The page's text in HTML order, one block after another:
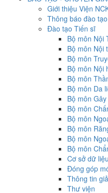
Giới thiệu Viện
Thông báo đào
Đào tạo Tiến sĩ
Bộ môn Nội
Bộ môn Nội
Bộ môn
Bộ môn Nội
Bộ môn
Bộ môn Da
Bộ môn
Bộ môn
Bộ môn
Bộ môn
Bộ môn
Bộ môn
Cơ sở dữ
Đóng góp
Thông tin
Thư viện